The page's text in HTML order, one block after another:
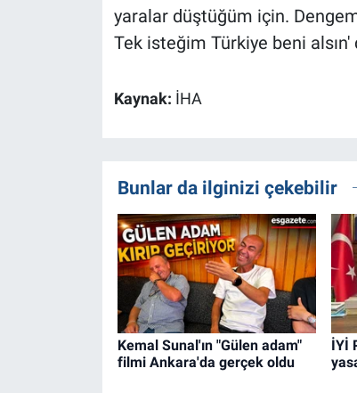
yaralar düştüğüm için.
Tek isteğim Türkiye beni alsın'
Kaynak: İHA
Bunlar da ilginizi çekebilir
Kemal Sunal'ın "Gülen adam"
filmi Ankara'da gerçek oldu
İYİ